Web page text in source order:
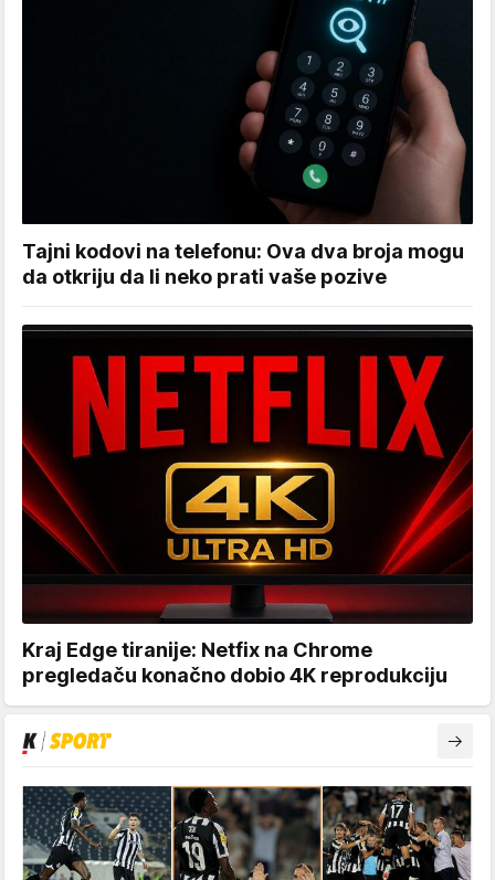
Tajni kodovi na telefonu: Ova dva broja mogu
da otkriju da li neko prati vaše pozive
Kraj Edge tiranije: Netfix na Chrome
pregledaču konačno dobio 4K reprodukciju